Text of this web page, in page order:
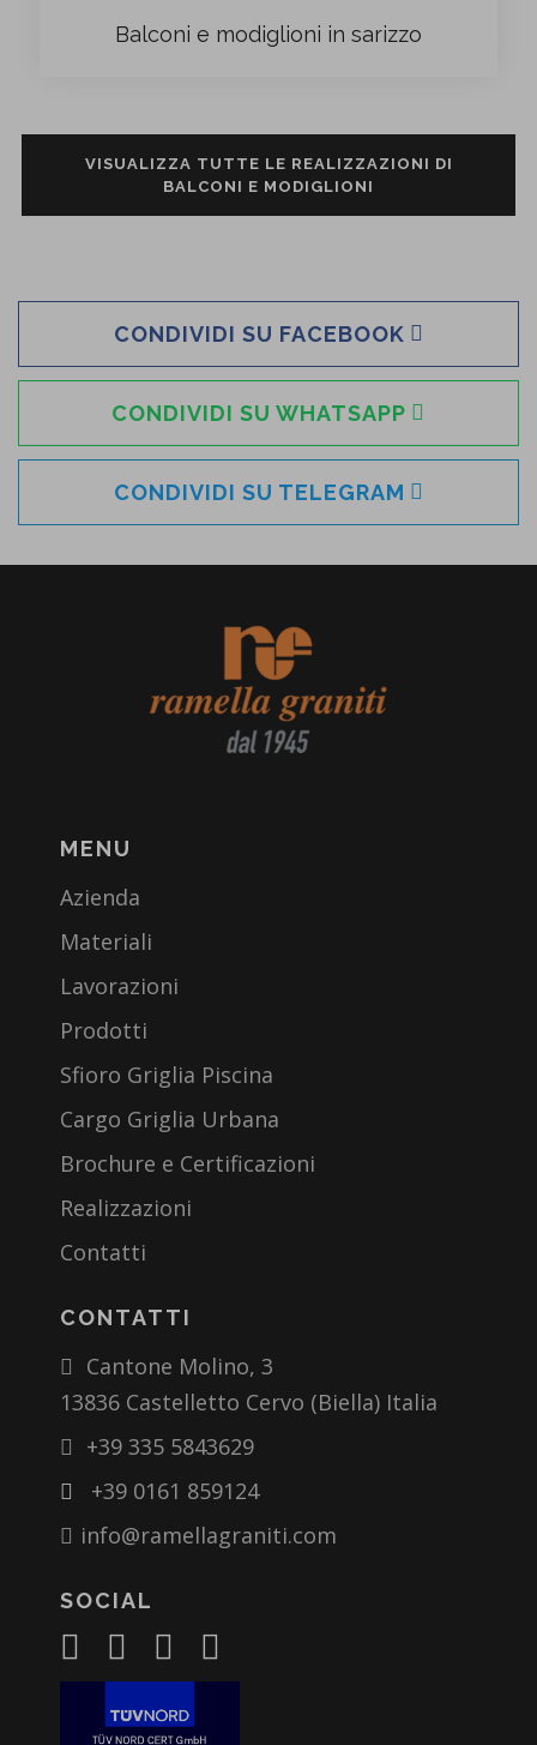
Balconi e modiglioni in sarizzo
VISUALIZZA TUTTE LE REALIZZAZIONI DI
BALCONI E MODIGLIONI
CONDIVIDI SU FACEBOOK
CONDIVIDI SU WHATSAPP
CONDIVIDI SU TELEGRAM
MENU
Azienda
Materiali
Lavorazioni
Prodotti
Sfioro Griglia Piscina
Cargo Griglia Urbana
Brochure e Certificazioni
Realizzazioni
Contatti
CONTATTI
Cantone Molino, 3
13836 Castelletto Cervo (Biella) Italia
+39 335 5843629
+39 0161 859124
info@ramellagraniti.com
SOCIAL